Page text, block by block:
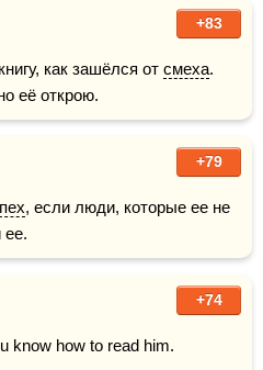
+83
как зашёлся от смеха.
её открою.
+79
, если люди, которые ее не
ее.
+74
know how to read him.